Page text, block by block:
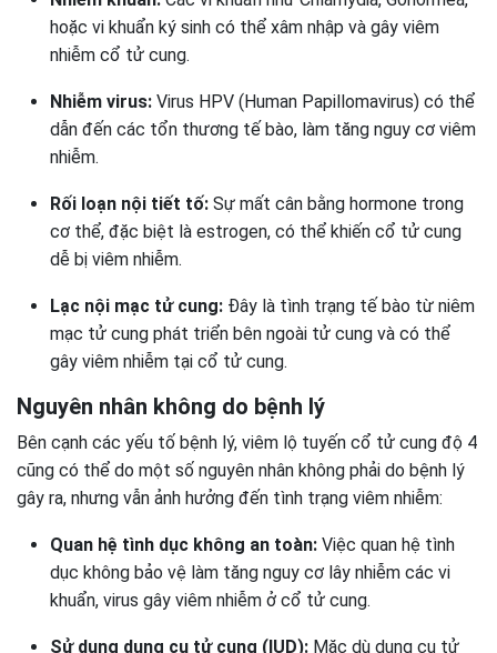
hoặc vi khuẩn ký sinh có thể xâm nhập và gây viêm
nhiễm cổ tử cung.
Nhiễm virus: Virus HPV (Human Papillomavirus) có thể
dẫn đến các tổn thương tế bào, làm tăng nguy cơ viêm
nhiễm.
Rối loạn nội tiết tố: Sự mất cân bằng hormone trong
cơ thể, đặc biệt là estrogen, có thể khiến cổ tử cung
dễ bị viêm nhiễm.
Lạc nội mạc tử cung: Đây là tình trạng tế bào từ niêm
mạc tử cung phát triển bên ngoài tử cung và có thể
gây viêm nhiễm tại cổ tử cung.
Nguyên nhân không do bệnh lý
Bên cạnh các yếu tố bệnh lý, viêm lộ tuyến cổ tử cung độ 4
cũng có thể do một số nguyên nhân không phải do bệnh lý
gây ra, nhưng vẫn ảnh hưởng đến tình trạng viêm nhiễm:
Quan hệ tình dục không an toàn: Việc quan hệ tình
dục không bảo vệ làm tăng nguy cơ lây nhiễm các vi
khuẩn, virus gây viêm nhiễm ở cổ tử cung.
Sử dụng dụng cụ tử cung (IUD): Mặc dù dụng cụ tử